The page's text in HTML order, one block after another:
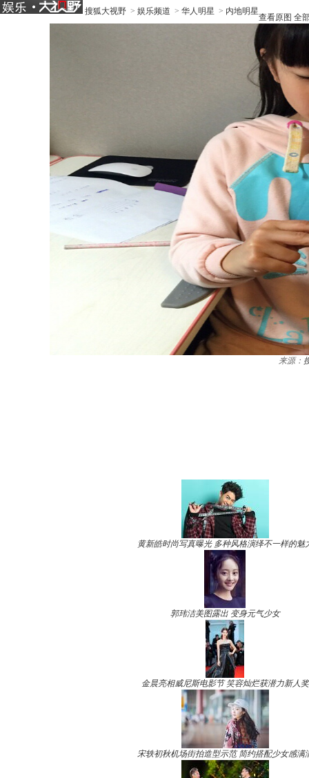
搜狐大视野 > 娱乐频道 > 华人明星 > 内地明星
查看原图 全
来源：
黄新皓时尚写真曝光 多种风格演绎不一样的魅
郭玮洁美图露出 变身元气少女
金晨亮相威尼斯电影节 笑容灿烂获潜力新人奖
宋轶初秋机场街拍造型示范 简约搭配少女感满